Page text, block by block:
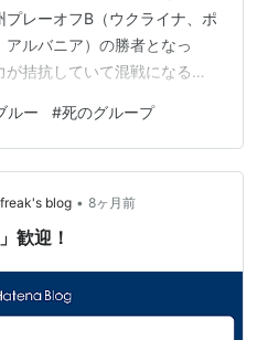
レーオフB（ウクライナ、ポ
ルバニア）の勝者となっ
拮抗していて混戦になるの
立て込んでいるため、親善
とんどない欧州の2チームと
ルー #死のグループ
blog • 8ヶ月前
歓迎！